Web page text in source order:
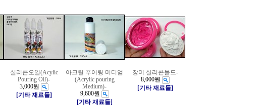
실리콘오일(Acylic
Pouring Oil)-
3,000원
[기타 재료들]
아크릴 푸어링 미디엄
(Acrylic pouring
Medium)-
9,600원
[기타 재료들]
장미 실리콘몰드-
8,000원
[기타 재료들]